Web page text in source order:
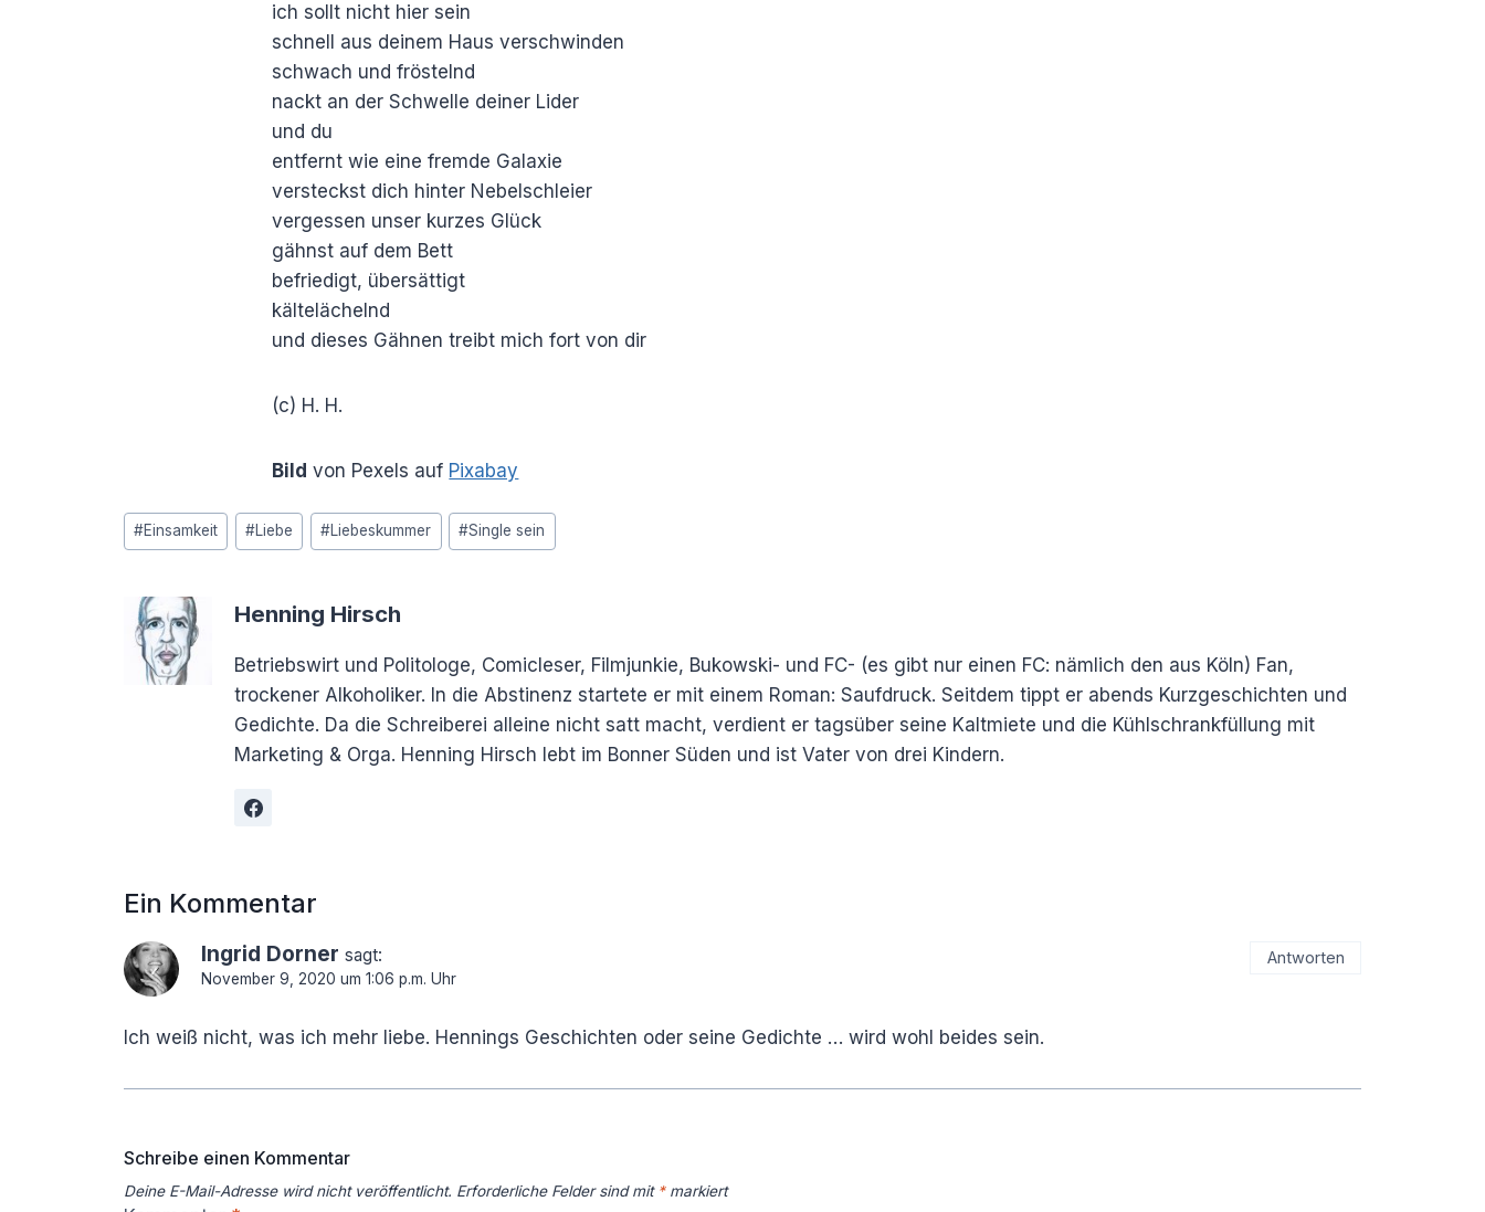
ich sollt nicht hier sein
schnell aus deinem Haus verschwinden
schwach und fröstelnd
nackt an der Schwelle deiner Lider
und du
entfernt wie eine fremde Galaxie
versteckst dich hinter Nebelschleier
vergessen unser kurzes Glück
gähnst auf dem Bett
befriedigt, übersättigt
kältelächelnd
und dieses Gähnen treibt mich fort von dir
(c) H. H.
Bild von Pexels auf Pixabay
Schlagworte:
#Einsamkeit #Liebe #Liebeskummer #Single sein
Henning Hirsch
Betriebswirt und Politologe, Comicleser, Filmjunkie, Bukowski- und FC- (es gibt nur einen FC: nämlich den aus Köln) Fan,
trockener Alkoholiker. In die Abstinenz startete er mit einem Roman: Saufdruck. Seitdem tippt er abends Kurzgeschichten und
Gedichte. Da die Schreiberei alleine nicht satt macht, verdient er tagsüber seine Kaltmiete und die Kühlschrankfüllung mit
Marketing & Orga. Henning Hirsch lebt im Bonner Süden und ist Vater von drei Kindern.
Ein Kommentar
Ingrid Dorner sagt:
November 9, 2020 um 1:06 p.m. Uhr
Ich weiß nicht, was ich mehr liebe. Hennings Geschichten oder seine Gedichte … wird wohl beides sein.
Antworten
Schreibe einen Kommentar
Deine E-Mail-Adresse wird nicht veröffentlicht. Erforderliche Felder sind mit *markiert